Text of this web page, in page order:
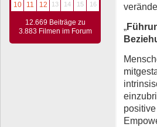
10
11 12 13 14 15 16
12.669 Beiträge zu
3.883 Filmen im Forum
„